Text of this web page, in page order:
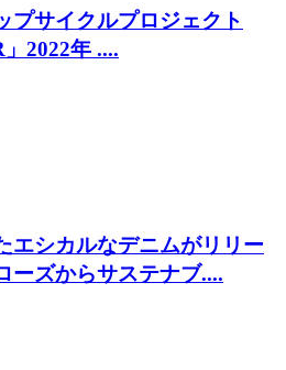
プサイクルプロジェクト
2022年 ....
エシカルなデニムがリリー
ーズからサステナブ....